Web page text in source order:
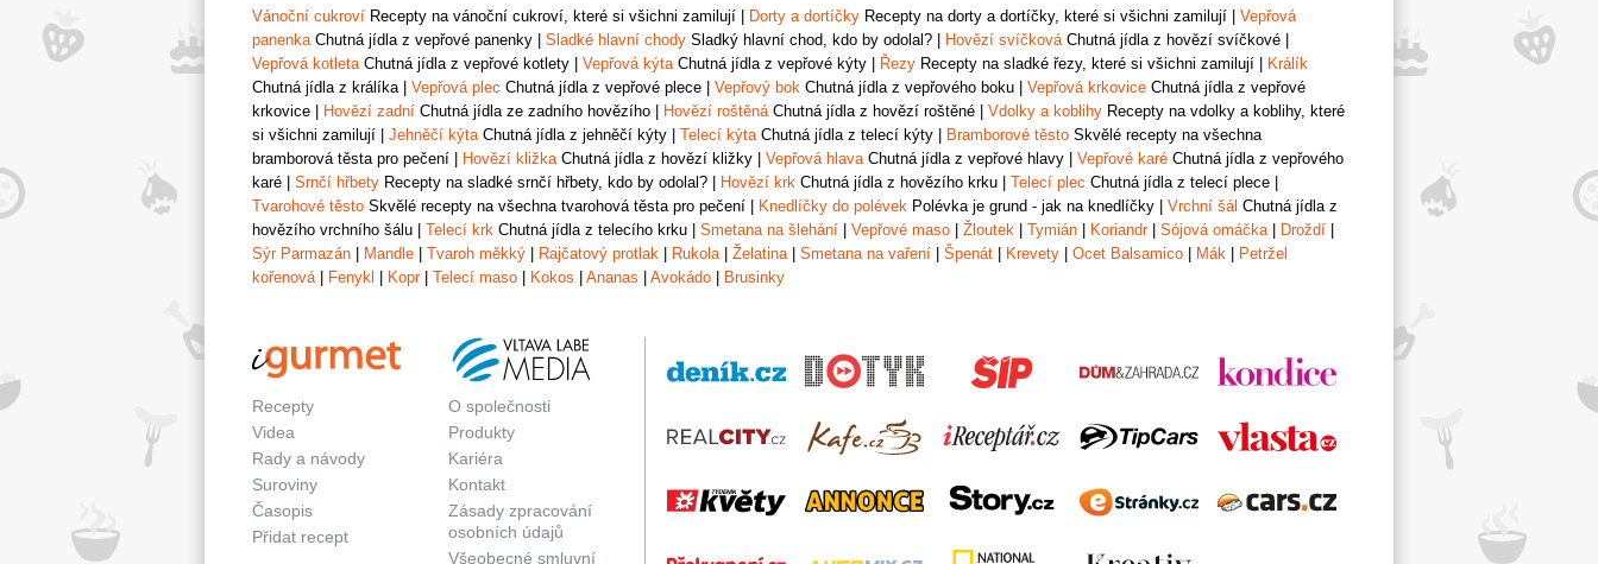
Vánoční cukroví Recepty na vánoční cukroví, které si všichni zamilují Dorty a dortíčky Recepty na dorty a dortíčky, které si všichni zamilují
Vepřová
panenkaChutná jídla z vepřové panenky Sladké hlavní chody Sladký hlavní chod, kdo by odolal? Hovězí svíčkováChutná jídla z hovězí svíčkové
Vepřová kotletaChutná jídla z vepřové kotlety Vepřová kýtaChutná jídla z vepřové kýty Řezy Recepty na sladké řezy, které si všichni zamilují
Králík
Chutná jídla z králíka| Vepřová plec Chutná jídla z vepřové plece Vepřový bok Chutná jídla z vepřového boku Vepřová krkovice Chutná jídla z vepřové
krkovice
Hovězí zadní Chutná jídla ze zadního hovězího Hovězí roštěnáChutná jídla z hovězí roštěné Vdolky a koblihy Recepty na vdolky a koblihy, které
si všichni zamilují
Jehněčí kýtaChutná jídla z jehněčí kýty Telecí kýtaChutná jídla z telecí kýty Bramborové těsto Skvělé recepty na všechna
bramborová těsta pro pečení
Hovězí kližkaChutná jídla z hovězí kližky Vepřová hlavaChutná jídla z vepřové hlavy Vepřové karé Chutná jídla z vepřového
karé
Srnčí hřbety Recepty na sladké srnčí hřbety, kdo by odolal? Hovězí krk Chutná jídla z hovězího krku Telecí plec Chutná jídla z telecí plece
Tvarohové těsto Skvělé recepty na všechna tvarohová těsta pro pečení Knedlíčky do polévek Polévka je grund - jak na knedlíčky Vrchní šál Chutná jídla z
hovězího vrchního šálu
Telecí krk Chutná jídla z telecího krku Smetana na šlehání Vepřové maso Žloutek Tymián Koriandr| Sójová omáčka| Droždí
Sýr Parmazán
Mandle Tvaroh měkký Rajčatový protlak Rukola| Želatina| Smetana na vaření Špenát Krevety Ocet Balsamico Mák
Petržel
kořenová| Fenykl Kopr| Telecí maso Kokos Ananas Avokádo Brusinky
Recepty
Videa
Rady a návody
Suroviny
Časopis
Přidat recept
O společnosti
Produkty
Kariéra
Kontakt
Zásady zpracování
osobních údajů
Všeobecné smluvní